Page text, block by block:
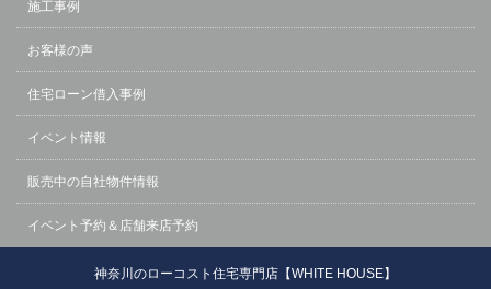
施工事例
お客様の声
住宅ローン借入事例
イベント情報
販売中の自社物件情報
イベント予約＆店舗来店予約
神奈川のローコスト住宅専門店【WHITE HOUSE】